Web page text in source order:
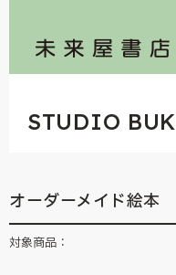
STUDIO
オーダーメイド絵本
対象商品：